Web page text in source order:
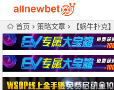
首页 策略文章 【蜗牛扑克】